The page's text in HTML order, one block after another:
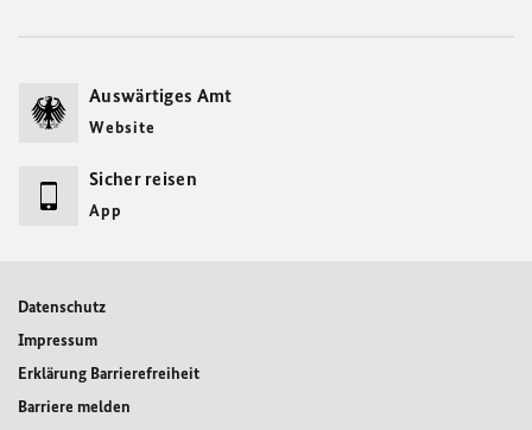
Auswärtiges Amt
Website
Sicher reisen
App
Datenschutz
Impressum
Erklärung Barrierefreiheit
Barriere melden